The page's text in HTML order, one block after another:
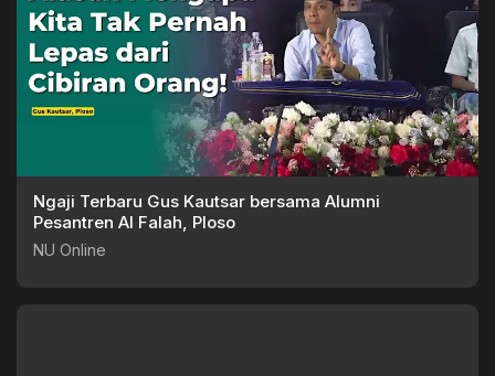
Ngaji Terbaru Gus Kautsar bersama Alumni
Pesantren Al Falah, Ploso
NU Online